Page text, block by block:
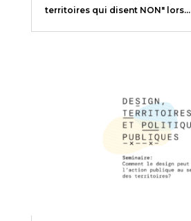
territoires qui disent NON" lors...